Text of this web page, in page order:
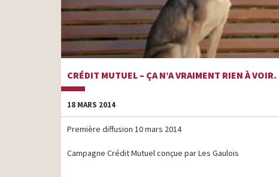
CRÉDIT MUTUEL – ÇA N’A VRAIMENT RIEN À VOIR.
18 MARS 2014
Première diffusion 10 mars 2014
Campagne Crédit Mutuel conçue par Les Gaulois